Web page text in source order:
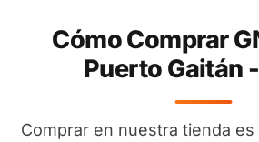
Cómo Comprar
Puerto Gaitán
Comprar en nuestra tienda es